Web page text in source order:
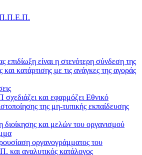
επιδίωξη είναι η στενότερη σύνδεση της
και κατάρτισης με τις ανάγκες της αγοράς
και εφαρμόζει Eθνικό
της μη-τυπικής εκπαίδευσης
και μελών του οργανισμού
οργανογράμματος του
αναλυτικός κατάλογος